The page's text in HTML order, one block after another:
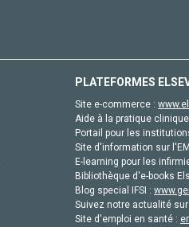
PLATEFORMES
Site e-commerce :
Aide à la pratique
Portail pour les
Site d'information sur
E-learning pour les
Bibliothèque d'e-books
Blog special IFSI :
Suivez notre actualité
Site d'emploi en santé :